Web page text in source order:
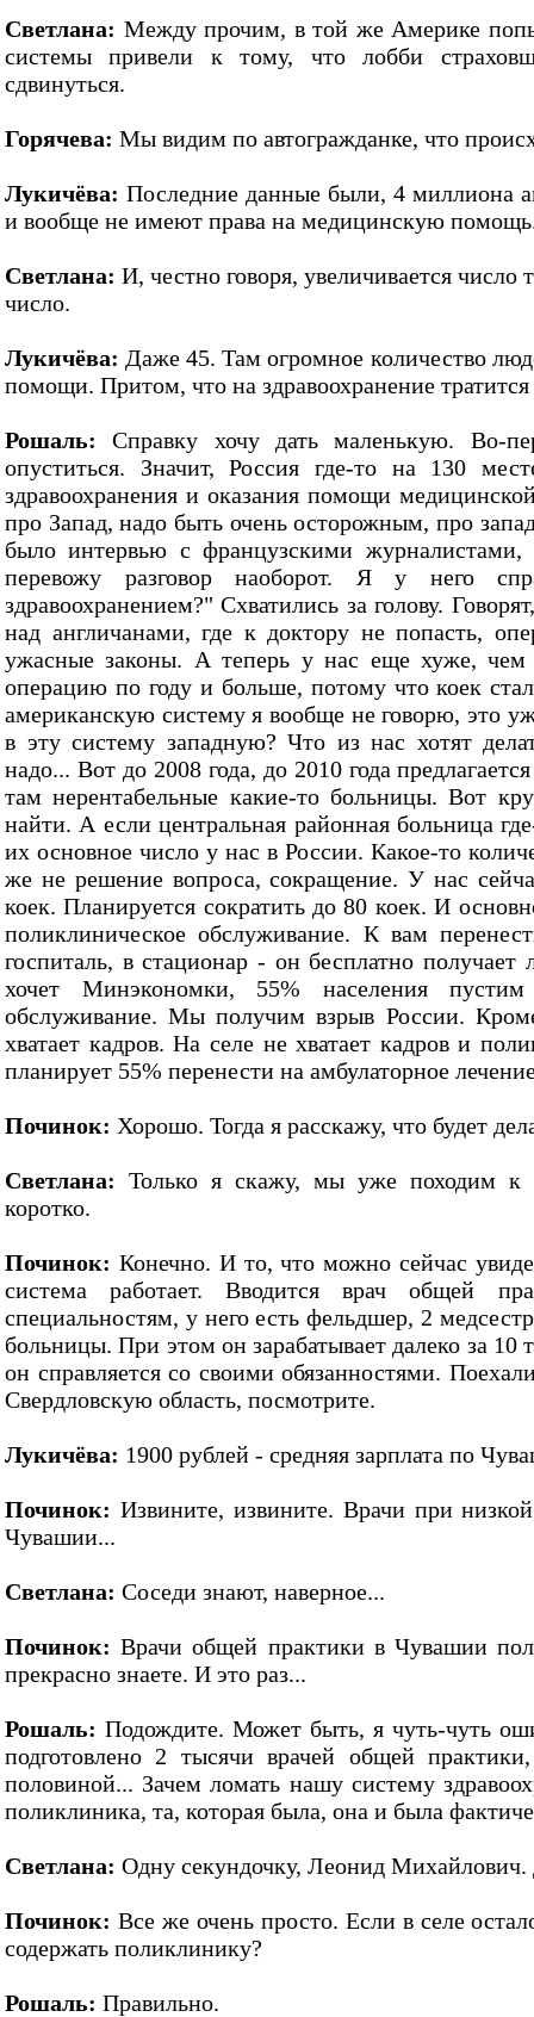
Светлана: Между прочим, в той же Америке
системы привели к тому, что лобби
сдвинуться.
Горячева: Мы видим по автогражданке, что
Лукичёва: Последние данные были, 4 миллиона
и вообще не имеют права на медицинскую
Светлана: И, честно говоря, увеличивается число
число.
Лукичёва: Даже 45. Там огромное количество
помощи. Притом, что на здравоохранение
Рошаль: Справку хочу дать маленькую. Во-
опуститься. Значит, Россия где-то на 130
здравоохранения и оказания помощи
про Запад, надо быть очень осторожным, про
было интервью с французскими журналистами,
перевожу разговор наоборот. Я у него
здравоохранением?" Схватились за голову.
над англичанами, где к доктору не попасть,
ужасные законы. А теперь у нас еще хуже,
операцию по году и больше, потому что коек
американскую систему я вообще не говорю, это
в эту систему западную? Что из нас хотят
надо... Вот до 2008 года, до 2010 года
там нерентабельные какие-то больницы. Вот
найти. А если центральная районная больница
их основное число у нас в России. Какое-то
же не решение вопроса, сокращение. У нас
коек. Планируется сократить до 80 коек. И
поликлиническое обслуживание. К вам
госпиталь, в стационар - он бесплатно получает
хочет Минэкономки, 55% населения пустим
обслуживание. Мы получим взрыв России.
хватает кадров. На селе не хватает кадров и
планирует 55% перенести на амбулаторное
Починок: Хорошо. Тогда я расскажу, что будет
Светлана: Только я скажу, мы уже походим к
коротко.
Починок: Конечно. И то, что можно сейчас
система работает. Вводится врач общей
специальностям, у него есть фельдшер, 2
больницы. При этом он зарабатывает далеко за
он справляется со своими обязанностями.
Свердловскую область, посмотрите.
Лукичёва: 1900 рублей - средняя зарплата по
Починок: Извините, извините. Врачи при
Чувашии...
Светлана: Соседи знают, наверное...
Починок: Врачи общей практики в Чувашии
прекрасно знаете. И это раз...
Рошаль: Подождите. Может быть, я чуть-чуть
подготовлено 2 тысячи врачей общей
половиной... Зачем ломать нашу систему
поликлиника, та, которая была, она и была
Светлана: Одну секундочку, Леонид Михайлович.
Починок: Все же очень просто. Если в селе
содержать поликлинику?
Рошаль: Правильно.